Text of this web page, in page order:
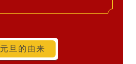
元旦的由来